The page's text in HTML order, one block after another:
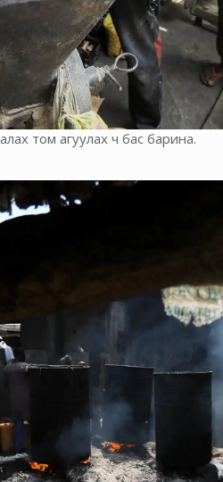
том агуулах ч бас барина.